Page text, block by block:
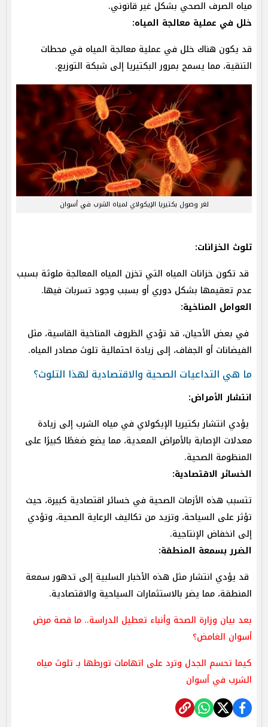
مياه الصرف الصحي بشكل غير قانوني.
خلل في عملية معالجة المياه:
قد يكون هناك خلل في عملية معالجة المياه في محطات
التنقية، مما يسمح بمرور البكتيريا إلى شبكة التوزيع.
لغر وصول بكتيريا الإيكولاي لمياه الشرب في أسوان
تلوث الخزانات:
قد تكون خزانات المياه التي تخزن المياه المعالجة ملوثة بسبب
عدم تعقيمها بشكل دوري أو بسبب وجود تسربات فيها.
العوامل المناخية:
في بعض الأحيان، قد تؤدي الظروف المناخية القاسية، مثل
الفيضانات أو الجفاف، إلى زيادة احتمالية تلوث مصادر المياه.
ما هي التداعيات الصحية والاقتصادية لهذا التلوث؟
انتشار الأمراض:
يؤدي انتشار بكتيريا الإيكولاي في مياه الشرب إلى زيادة
معدلات الإصابة بالأمراض المعدية، مما يضع ضغطًا كبيرًا على
المنظومة الصحية.
الخسائر الاقتصادية:
تتسبب هذه الأزمات الصحية في خسائر اقتصادية كبيرة، حيث
تؤثر على السياحة، وتزيد من تكاليف الرعاية الصحية، وتؤدي
إلى انخفاض الإنتاجية.
الضرر بسمعة المنطقة:
قد يؤدي انتشار مثل هذه الأخبار السلبية إلى تدهور سمعة
المنطقة، مما يضر بالاستثمارات السياحية والاقتصادية.
بعد بيان وزارة الصحة وأنباء تعطيل الدراسة.. ما قصة مرض
أسوان الغامض؟
كيما تحسم الجدل وترد على اتهامات تورطها بـ تلوث مياه
الشرب في أسوان